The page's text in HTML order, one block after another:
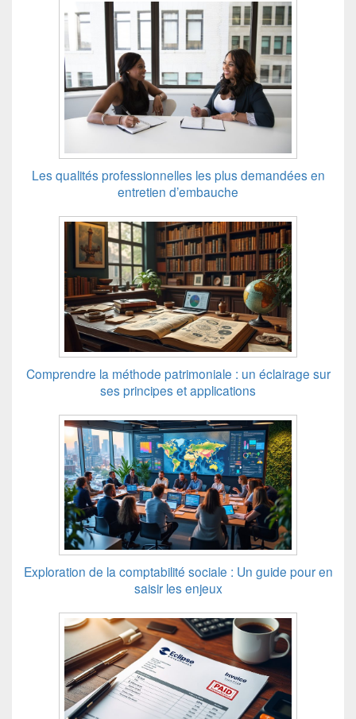
Les qualités professionnelles les plus demandées en
entretien d’embauche
Comprendre la méthode patrimoniale : un éclairage sur
ses principes et applications
Exploration de la comptabilité sociale : Un guide pour en
saisir les enjeux